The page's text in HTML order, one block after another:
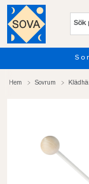
Hem Sovrum